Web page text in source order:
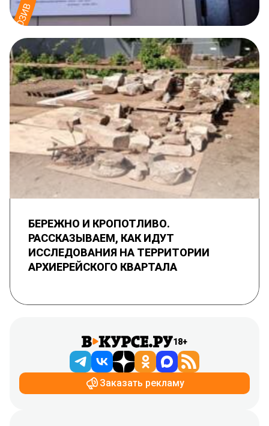
БЕРЕЖНО И КРОПОТЛИВО.
РАССКАЗЫВАЕМ, КАК ИДУТ
ИССЛЕДОВАНИЯ НА ТЕРРИТОРИИ
АРХИЕРЕЙСКОГО КВАРТАЛА
18+
Заказать рекламу